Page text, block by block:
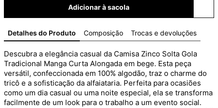
Adicionar à sacola
Detalhes do Produto Composição Trocas e devoluções
Descubra a elegância casual da Camisa Zinco Solta Gola
Tradicional Manga Curta Alongada em bege. Esta peça
versátil, confeccionada em 100% algodão, traz o charme do
tricô e a sofisticação da alfaiataria. Perfeita para ocasiões
como um dia casual ou uma noite especial, ela se transforma
facilmente de um look para o trabalho a um evento social.